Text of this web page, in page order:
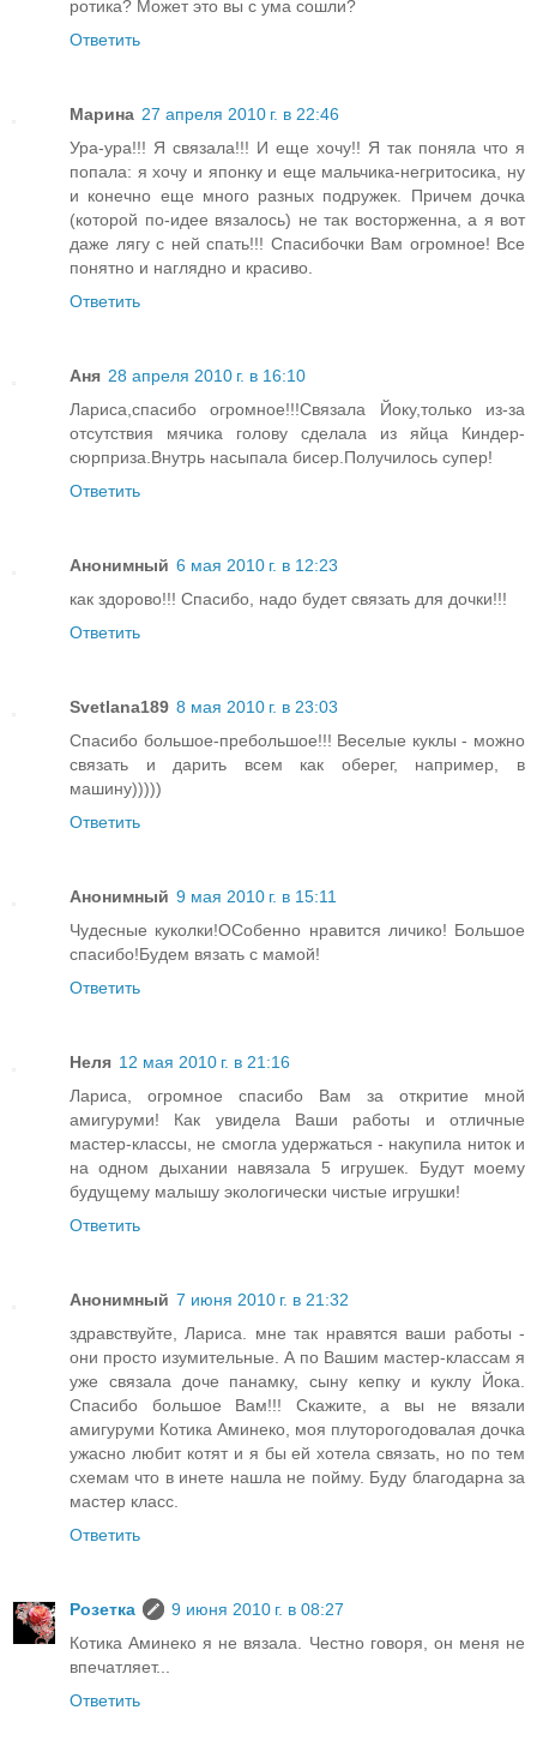
ротика? Может это вы с ума сошли?
Ответить
Марина 27 апреля 2010 г. в 22:46
Ура-ура!!! Я связала!!! И еще хочу!! Я так поняла что я
попала: я хочу и японку и еще мальчика-негритосика, ну
и конечно еще много разных подружек. Причем дочка
(которой по-идее вязалось) не так восторженна, а я вот
даже лягу с ней спать!!! Спасибочки Вам огромное! Все
понятно и наглядно и красиво.
Ответить
Аня 28 апреля 2010 г. в 16:10
Лариса,спасибо огромное!!!Связала Йоку,только из-за
отсутствия мячика голову сделала из яйца Киндер-
сюрприза.Внутрь насыпала бисер.Получилось супер!
Ответить
Анонимный 6 мая 2010 г. в 12:23
как здорово!!! Спасибо, надо будет связать для дочки!!!
Ответить
Svetlana189 8 мая 2010 г. в 23:03
Спасибо большое-пребольшое!!! Веселые куклы - можно
связать и дарить всем как оберег, например, в
машину)))))
Ответить
Анонимный 9 мая 2010 г. в 15:11
Чудесные куколки!ОСобенно нравится личико! Большое
спасибо!Будем вязать с мамой!
Ответить
Неля 12 мая 2010 г. в 21:16
Лариса, огромное спасибо Вам за откритие мной
амигуруми! Как увидела Ваши работы и отличные
мастер-классы, не смогла удержаться - накупила ниток и
на одном дыхании навязала 5 игрушек. Будут моему
будущему малышу экологически чистые игрушки!
Ответить
Анонимный 7 июня 2010 г. в 21:32
здравствуйте, Лариса. мне так нравятся ваши работы -
они просто изумительные. А по Вашим мастер-классам я
уже связала доче панамку, сыну кепку и куклу Йока.
Спасибо большое Вам!!! Скажите, а вы не вязали
амигуруми Котика Аминеко, моя плуторогодовалая дочка
ужасно любит котят и я бы ей хотела связать, но по тем
схемам что в инете нашла не пойму. Буду благодарна за
мастер класс.
Ответить
Розетка
9 июня 2010 г. в 08:27
Котика Аминеко я не вязала. Честно говоря, он меня не
впечатляет...
Ответить